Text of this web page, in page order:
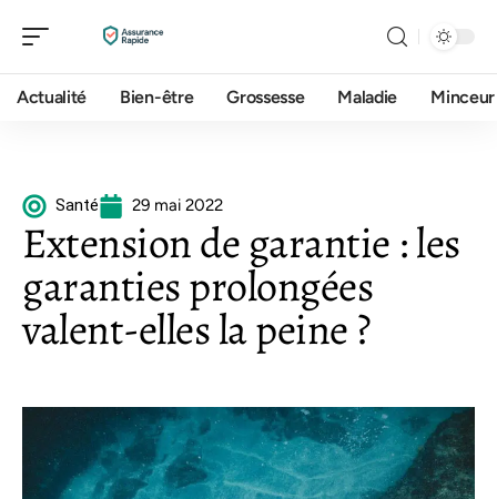
Actualité Bien-être Grossesse Maladie Minceur
Santé 29 mai 2022
Extension de garantie : les
garanties prolongées
valent-elles la peine ?